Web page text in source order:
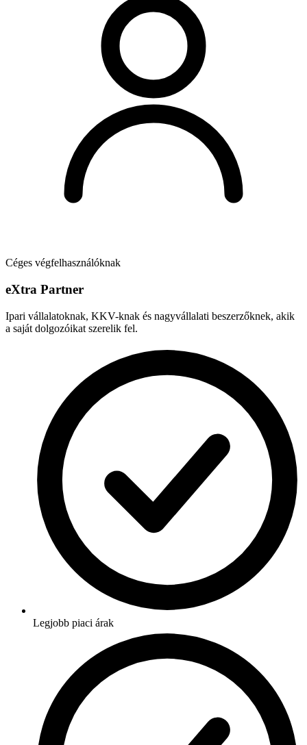
Céges végfelhasználóknak
eXtra Partner
Ipari vállalatoknak, KKV-knak és nagyvállalati beszerzőknek, akik
a saját dolgozóikat szerelik fel.
Legjobb piaci árak